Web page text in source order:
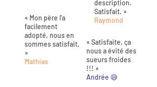
« Mon père l'a
facilement
adopté, nous en
sommes satisfait.
»
Mathias
description.
Satisfait. »
Raymond
« Satisfaite, ça
nous a évité des
sueurs froides
!!! »
Andrée 😅